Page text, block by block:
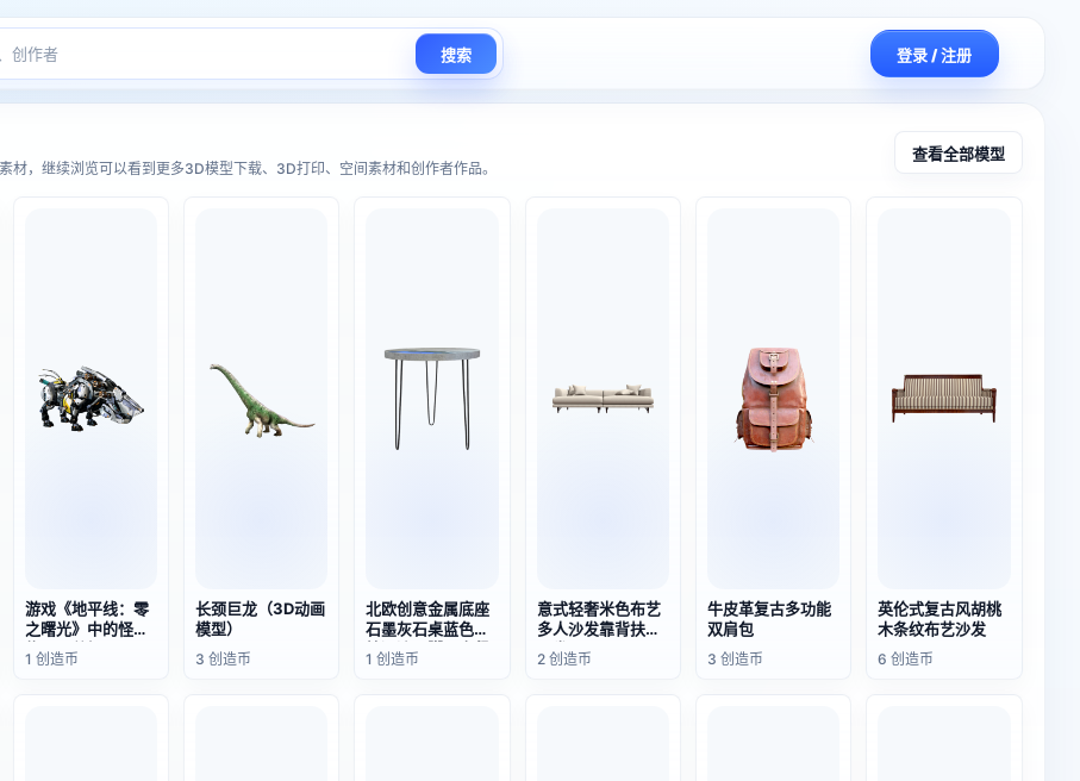
搜索 登录 / 注册
型下载、3D打印与AR/XR空间创作平台
材，继续浏览可以看到更多3D模型下载、3D打印、空间素材和创作者作品。
查看全部模型
游戏《地平线：零
之曙光》中的怪
物：巨兽怪
1 创造币
长颈巨龙（3D动画
模型）
3 创造币
北欧创意金属底座
石墨灰石桌蓝色树
枝河流三脚圆桌餐
桌
1 创造币
意式轻奢米色布艺
多人沙发靠背扶手
沙发
2 创造币
牛皮革复古多功能
双肩包
3 创造币
英伦式复古风胡桃
木条纹布艺沙发
6 创造币